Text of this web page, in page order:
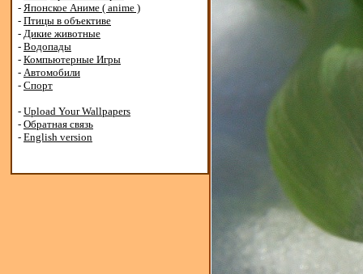
- Японское Аниме ( anime )
- Птицы в объективе
- Дикие животные
- Водопады
- Компьютерные Игры
- Автомобили
- Спорт
- Upload Your Wallpapers
- Обратная связь
- English version